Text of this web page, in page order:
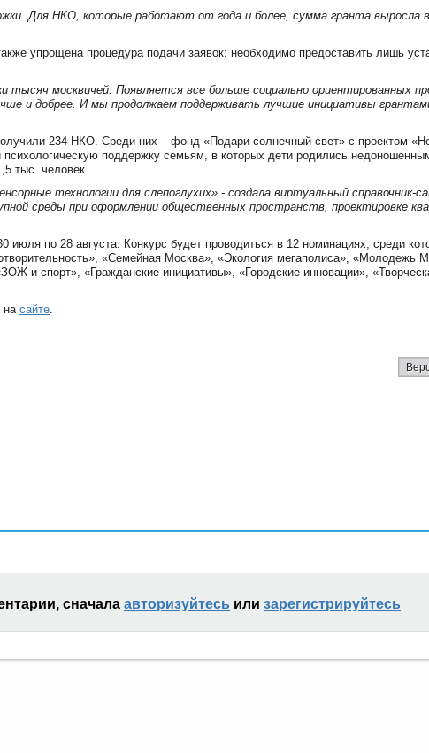
Для НКО, которые работают от года и более, сумма гранта выросла в
упрощена процедура подачи заявок: необходимо предоставить лишь
москвичей. Появляется все больше социально ориентированных
и добрее. И мы продолжаем поддерживать лучшие инициативы
234 НКО. Среди них – фонд «Подари солнечный свет» с проектом
поддержку семьям, в которых дети родились
тыс. человек.
технологии для слепоглухих» - создала виртуальный справочник-
среды при оформлении общественных пространств, проектировке
июля по 28 августа. Конкурс будет проводиться в 12 номинациях, среди
«Семейная Москва», «Экология мегаполиса», «Молодежь
и спорт», «Гражданские инициативы», «Городские инновации»,
на сайте
сначала авторизуйтесь или зарегистрируйтесь